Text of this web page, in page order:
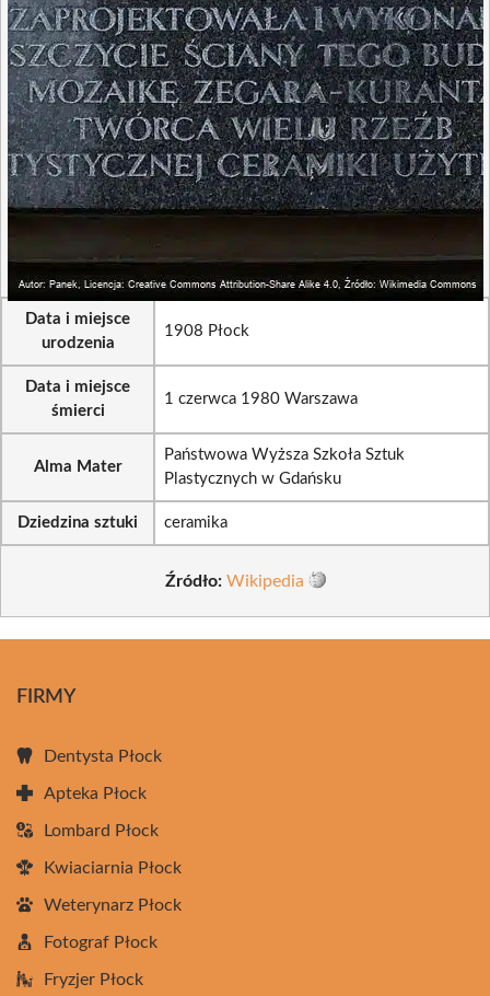
Data i miejsce
urodzenia
1908 Płock
Data i miejsce
śmierci
1 czerwca 1980 Warszawa
Alma Mater
Państwowa Wyższa Szkoła Sztuk
Plastycznych w Gdańsku
Dziedzina sztuki ceramika
Źródło: Wikipedia
FIRMY
Dentysta Płock
Apteka Płock
Lombard Płock
Kwiaciarnia Płock
Weterynarz Płock
Fotograf Płock
Fryzjer Płock